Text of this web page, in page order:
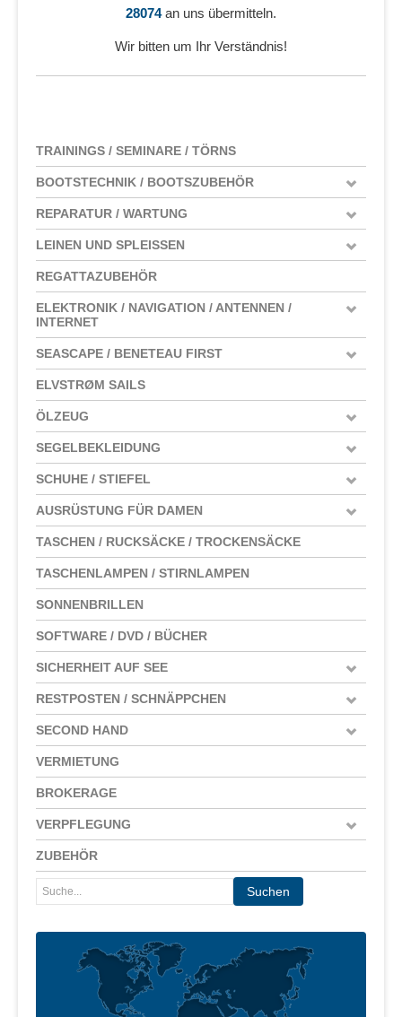
28074an uns übermitteln.
Wir bitten um Ihr Verständnis!
TRAININGS / SEMINARE / TÖRNS
BOOTSTECHNIK / BOOTSZUBEHÖR
REPARATUR / WARTUNG
LEINEN UND SPLEISSEN
REGATTAZUBEHÖR
ELEKTRONIK / NAVIGATION / ANTENNEN /
INTERNET
SEASCAPE / BENETEAU FIRST
ELVSTRØM SAILS
ÖLZEUG
SEGELBEKLEIDUNG
SCHUHE / STIEFEL
AUSRÜSTUNG FÜR DAMEN
TASCHEN / RUCKSÄCKE / TROCKENSÄCKE
TASCHENLAMPEN / STIRNLAMPEN
SONNENBRILLEN
SOFTWARE / DVD / BÜCHER
SICHERHEIT AUF SEE
RESTPOSTEN / SCHNÄPPCHEN
SECOND HAND
VERMIETUNG
BROKERAGE
VERPFLEGUNG
ZUBEHÖR